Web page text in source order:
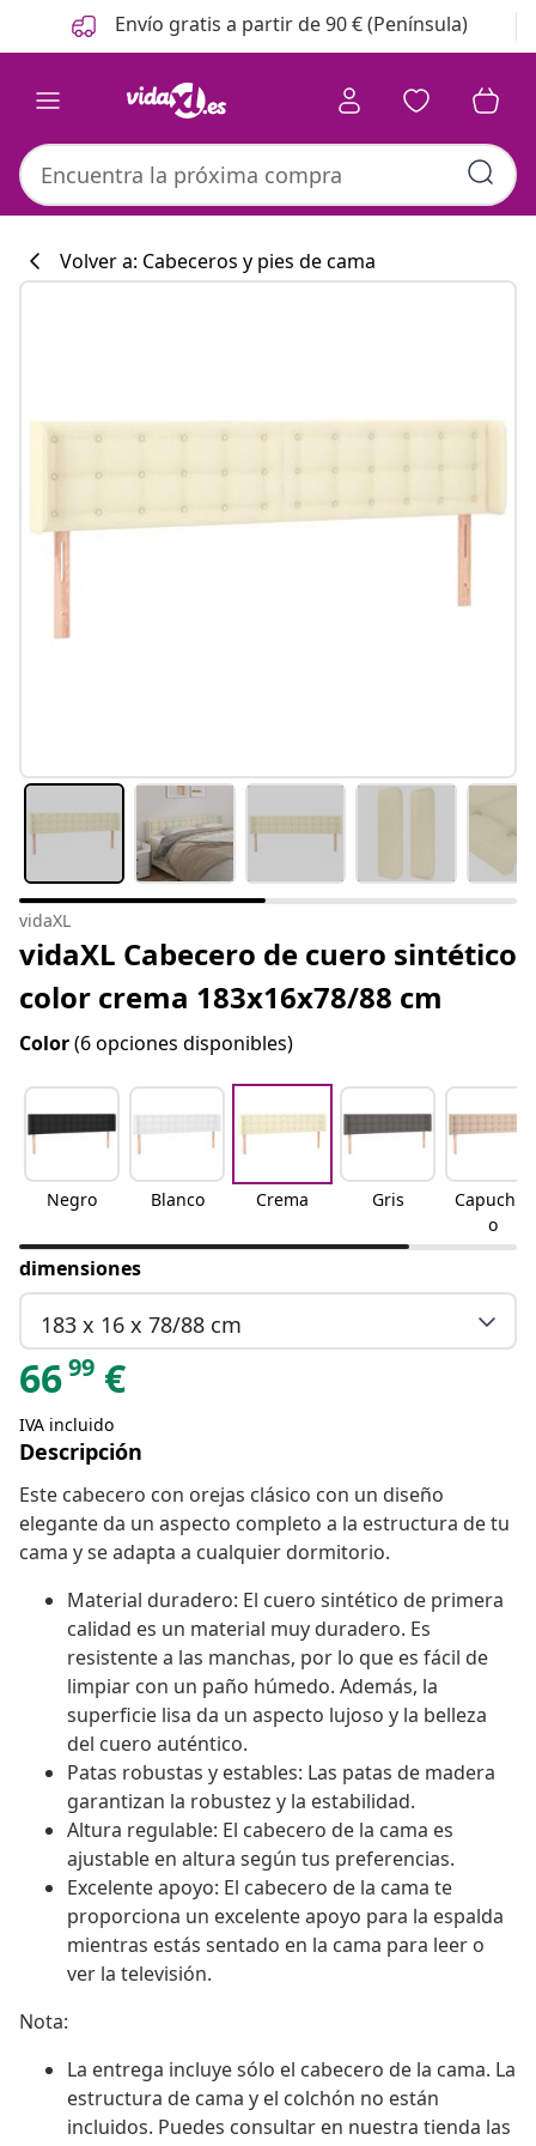
Anterior
Siguiente Envío gratis a partir de 90 € (Península)
Volver a: Cabeceros y pies de cama
vidaXL
vidaXL Cabecero de cuero sintético
color crema 183x16x78/88 cm
Color(6 opciones disponibles)
Negro Blanco Crema Gris
Capuchin
o
dimensiones
183 x 16 x 78/88 cm
6699 €
IVA incluido
Descripción
Este cabecero con orejas clásico con un diseño
elegante da un aspecto completo a la estructura de tu
cama y se adapta a cualquier dormitorio.
Material duradero: El cuero sintético de primera
calidad es un material muy duradero. Es
resistente a las manchas, por lo que es fácil de
limpiar con un paño húmedo. Además, la
superficie lisa da un aspecto lujoso y la belleza
del cuero auténtico.
Patas robustas y estables: Las patas de madera
garantizan la robustez y la estabilidad.
Altura regulable: El cabecero de la cama es
ajustable en altura según tus preferencias.
Excelente apoyo: El cabecero de la cama te
proporciona un excelente apoyo para la espalda
mientras estás sentado en la cama para leer o
ver la televisión.
Nota:
La entrega incluye sólo el cabecero de la cama. La
estructura de cama y el colchón no están
incluidos. Puedes consultar en nuestra tienda las